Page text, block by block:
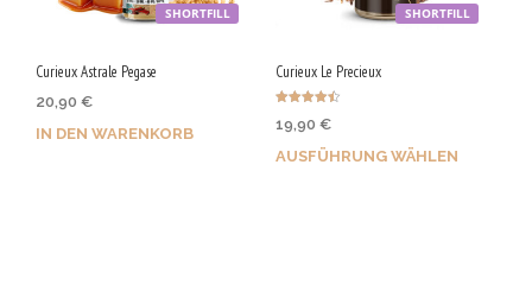
SHORTFILL
Curieux Astrale Pegase
20,90 €
IN DEN WARENKORB
SHORTFILL
Curieux Le Precieux
mit
von 5
19,90 €
AUSFÜHRUNG WÄHLEN